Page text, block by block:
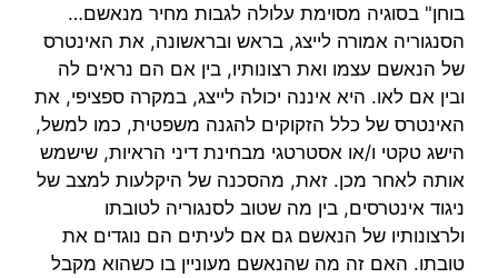
בוחן" בסוגיה מסוימת עלולה לגבות מחיר מנאשם…
הסנגוריה אמורה לייצג, בראש ובראשונה, את האינטרס
של הנאשם עצמו ואת רצונותיו, בין אם הם נראים לה
ובין אם לאו. היא איננה יכולה לייצג, במקרה ספציפי, את
האינטרס של כלל הזקוקים להגנה משפטית, כמו למשל,
הישג טקטי ו/או אסטרטגי מבחינת דיני הראיות, שישמש
אותה לאחר מכן. זאת, מהסכנה של היקלעות למצב של
ניגוד אינטרסים, בין מה שטוב לסנגוריה לטובתו
ולרצונותיו של הנאשם גם אם לעיתים הם נוגדים את
טובתו. האם זה מה שהנאשם מעוניין בו כשהוא מקבל